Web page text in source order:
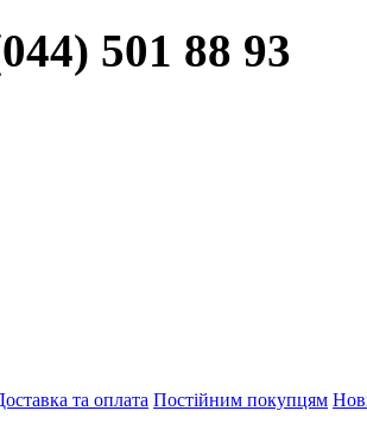
501 88 93
та оплата Постійним покупцям